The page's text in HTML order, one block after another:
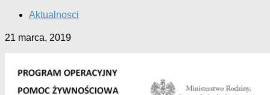
Aktualnosci
21 marca, 2019